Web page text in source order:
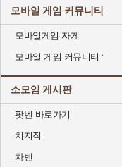
모바일 게임 커뮤니티
모바일게임 자게
모바일 게임 커뮤니티
소모임 게시판
팟벤 바로가기
치지직
차벤